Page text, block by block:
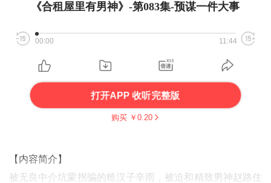
《合租屋里有男神》-第083集-预谋一件大事
00:00 11:44
打开APP 收听完整版
购买 ￥ 0.20
【内容简介】
被无良中介坑蒙拐骗的糙汉子辛雨，被迫和精致男神赵路住